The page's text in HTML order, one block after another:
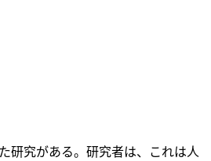
研究がある。研究者は、これは人